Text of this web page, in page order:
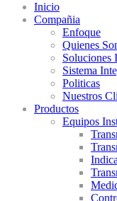
Inicio
Compañia
Enfoque
Quienes
Soluciones
Sistema
Politicas
Nuestros
Productos
Equipos